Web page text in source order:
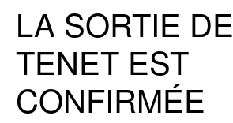
LA SORTIE DE
TENET EST
CONFIRMÉE